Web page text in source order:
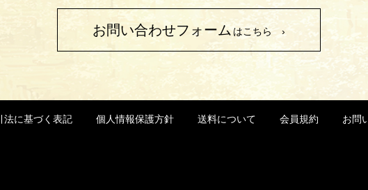
お問い合わせフォーム はこちら ›
法に基づく表記 個人情報保護方針 送料について 会員規約 お問